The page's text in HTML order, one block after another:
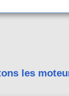
les